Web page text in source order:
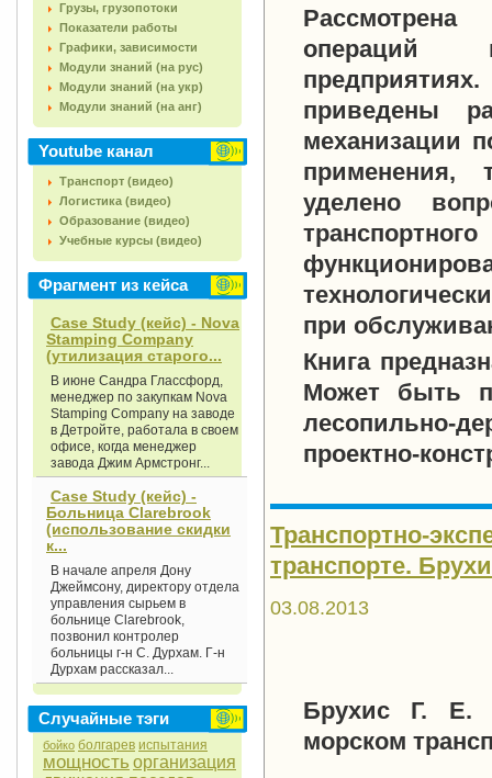
Грузы, грузопотоки
Показатели работы
Графики, зависимости
Модули знаний (на рус)
Модули знаний (на укр)
Модули знаний (на анг)
Youtube канал
Транспорт (видео)
Логистика (видео)
Образование (видео)
Учебные курсы (видео)
Фрагмент из кейса
Case Study (кейс) - Nova
Stamping Company
(утилизация старого...
В июне Сандра Глассфорд,
менеджер по закупкам Nova
Stamping Company на заводе
в Детройте, работала в своем
офисе, когда менеджер
завода Джим Армстронг...
Case Study (кейс) -
Больница Clarebrook
(использование скидки
к...
В начале апреля Дону
Джеймсону, директору отдела
управления сырьем в
больнице Clarebrook,
позвонил контролер
больницы г-н С. Дурхам. Г-н
Дурхам рассказал...
Случайные тэги
бойко болгарев испытания
мощность организация
операций
приведены
механизации
применения,
уделено
при
Книга
Может быть
проектно-
Транспортно-
транспорте.
03.08.2013
Брухис Г. Е.
морском